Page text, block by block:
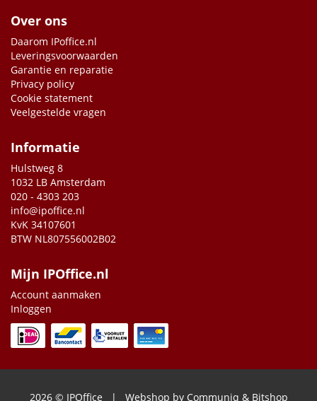
Over ons
Daarom IPoffice.nl
Leveringsvoorwaarden
Garantie en reparatie
Privacy policy
Cookie statement
Veelgestelde vragen
Informatie
Hulstweg 8
1032 LB Amsterdam
020 - 4303 203
info@ipoffice.nl
KvK 34107601
BTW NL807556002B02
Mijn IPOffice.nl
Account aanmaken
Inloggen
2026 © IPOffice | Webshop by Communiq & Bitshop